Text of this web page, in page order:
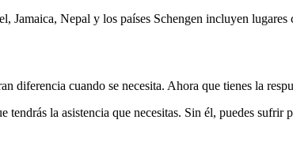
Jamaica, Nepal y los países Schengen incluyen
diferencia cuando se necesita. Ahora que tienes la
tendrás la asistencia que necesitas. Sin él, puedes